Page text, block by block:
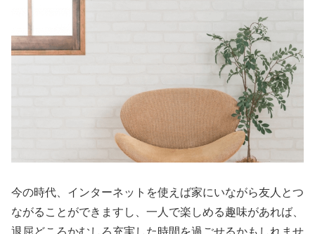
今の時代、インターネットを使えば家にいながら友人とつ
ながることができますし、一人で楽しめる趣味があれば、
退屈どころかむしろ充実した時間を過ごせるかもしれませ